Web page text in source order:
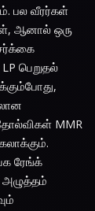
பல வீரர்கள்
ஆனால் ஒரு
பெறுதல்
MMR
ரேங்க்